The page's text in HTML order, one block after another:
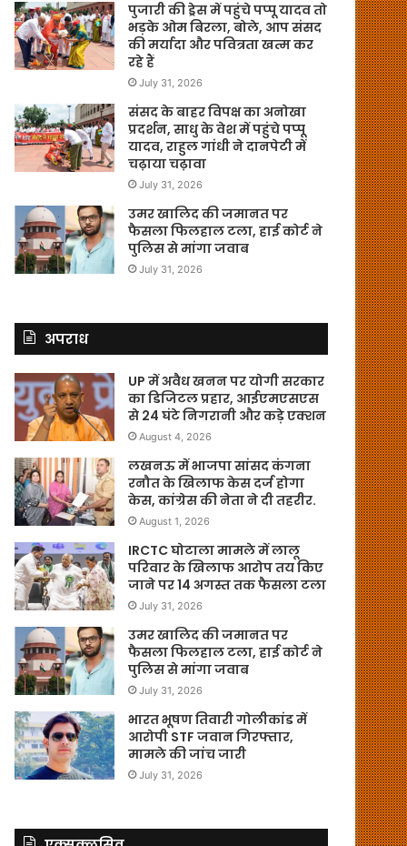
पुजारी की ड्रेस में पहुंचे पप्पू यादव तो
भड़के ओम बिरला, बोले, आप संसद
की मर्यादा और पवित्रता खत्म कर
रहे हैं
July 31, 2026
संसद के बाहर विपक्ष का अनोखा
प्रदर्शन, साधु के वेश में पहुंचे पप्पू
यादव, राहुल गांधी ने दानपेटी में
चढ़ाया चढ़ावा
July 31, 2026
उमर खालिद की जमानत पर
फैसला फिलहाल टला, हाई कोर्ट ने
पुलिस से मांगा जवाब
July 31, 2026
अपराध
UP में अवैध खनन पर योगी सरकार
का डिजिटल प्रहार, आईएमएसएस
से 24 घंटे निगरानी और कड़े एक्शन
August 4, 2026
लखनऊ में भाजपा सांसद कंगना
रनौत के खिलाफ केस दर्ज होगा
केस, कांग्रेस की नेता ने दी तहरीर.
August 1, 2026
IRCTC घोटाला मामले में लालू
परिवार के खिलाफ आरोप तय किए
जाने पर 14 अगस्त तक फैसला टला
July 31, 2026
उमर खालिद की जमानत पर
फैसला फिलहाल टला, हाई कोर्ट ने
पुलिस से मांगा जवाब
July 31, 2026
भारत भूषण तिवारी गोलीकांड में
आरोपी STF जवान गिरफ्तार,
मामले की जांच जारी
July 31, 2026